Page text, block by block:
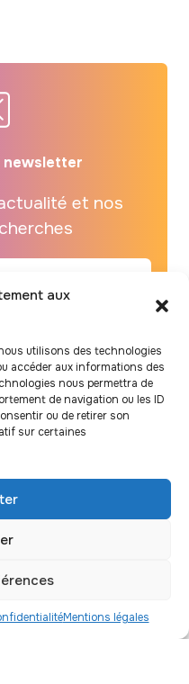
aux
utilisons des technologies
accéder aux informations des
nous permettra de
de navigation ou les ID
ou de retirer son
sur certaines
Mentions légales
25
artic.org
Brune
newsletter
et nos